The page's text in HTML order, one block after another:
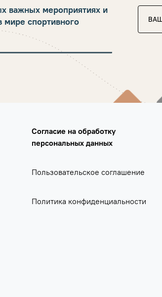
важных мероприятиях и
мире спортивного
Согласие на обработку
персональных данных
Пользовательское соглашение
Политика конфиденциальности